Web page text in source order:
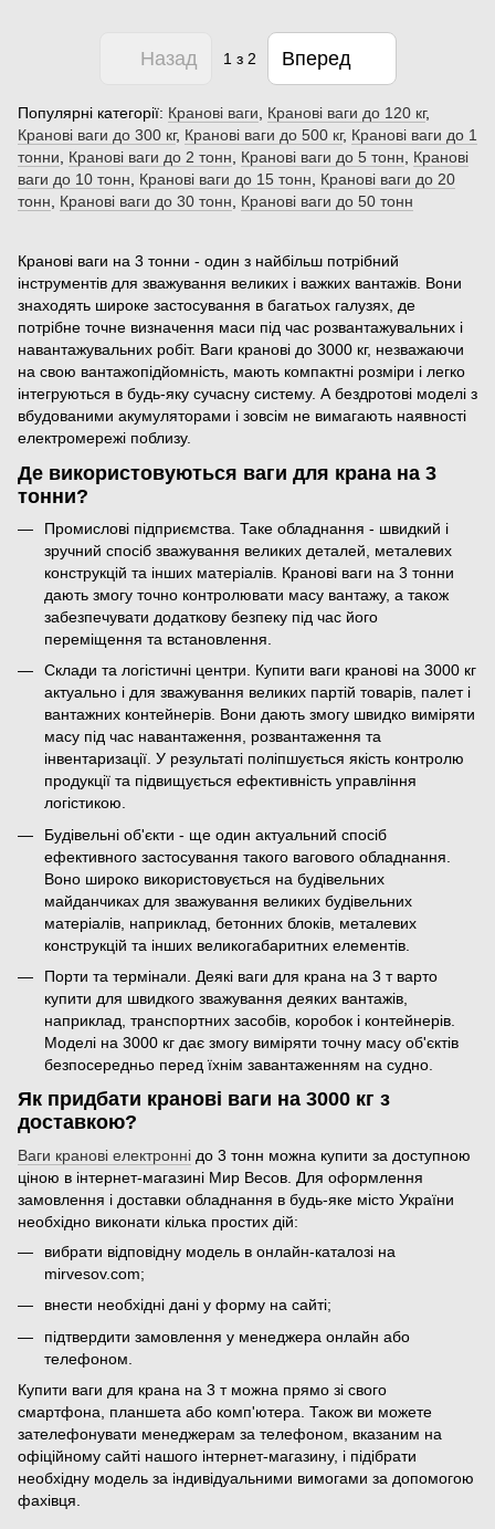
Назад 1з 2 Вперед
Популярні категорії: Кранові ваги, Кранові ваги до 120 кг,
Кранові ваги до 300 кг, Кранові ваги до 500 кг, Кранові ваги до 1
тонни, Кранові ваги до 2 тонн, Кранові ваги до 5 тонн, Кранові
ваги до 10 тонн, Кранові ваги до 15 тонн, Кранові ваги до 20
тонн, Кранові ваги до 30 тонн, Кранові ваги до 50 тонн
Кранові ваги на 3 тонни - один з найбільш потрібний
інструментів для зважування великих і важких вантажів. Вони
знаходять широке застосування в багатьох галузях, де
потрібне точне визначення маси під час розвантажувальних і
навантажувальних робіт. Ваги кранові до 3000 кг, незважаючи
на свою вантажопідйомність, мають компактні розміри і легко
інтегруються в будь-яку сучасну систему. А бездротові моделі з
вбудованими акумуляторами і зовсім не вимагають наявності
електромережі поблизу.
Де використовуються ваги для крана на 3
тонни?
Промислові підприємства. Таке обладнання - швидкий і
зручний спосіб зважування великих деталей, металевих
конструкцій та інших матеріалів. Кранові ваги на 3 тонни
дають змогу точно контролювати масу вантажу, а також
забезпечувати додаткову безпеку під час його
переміщення та встановлення.
Склади та логістичні центри. Купити ваги кранові на 3000 кг
актуально і для зважування великих партій товарів, палет і
вантажних контейнерів. Вони дають змогу швидко виміряти
масу під час навантаження, розвантаження та
інвентаризації. У результаті поліпшується якість контролю
продукції та підвищується ефективність управління
логістикою.
Будівельні об'єкти - ще один актуальний спосіб
ефективного застосування такого вагового обладнання.
Воно широко використовується на будівельних
майданчиках для зважування великих будівельних
матеріалів, наприклад, бетонних блоків, металевих
конструкцій та інших великогабаритних елементів.
Порти та термінали. Деякі ваги для крана на 3 т варто
купити для швидкого зважування деяких вантажів,
наприклад, транспортних засобів, коробок і контейнерів.
Моделі на 3000 кг дає змогу виміряти точну масу об'єктів
безпосередньо перед їхнім завантаженням на судно.
Як придбати кранові ваги на 3000 кг з
доставкою?
Ваги кранові електронні до 3 тонн можна купити за доступною
ціною в інтернет-магазині Мир Весов. Для оформлення
замовлення і доставки обладнання в будь-яке місто України
необхідно виконати кілька простих дій:
вибрати відповідну модель в онлайн-каталозі на
mirvesov.com;
внести необхідні дані у форму на сайті;
підтвердити замовлення у менеджера онлайн або
телефоном.
Купити ваги для крана на 3 т можна прямо зі свого
смартфона, планшета або комп'ютера. Також ви можете
зателефонувати менеджерам за телефоном, вказаним на
офіційному сайті нашого інтернет-магазину, і підібрати
необхідну модель за індивідуальними вимогами за допомогою
фахівця.